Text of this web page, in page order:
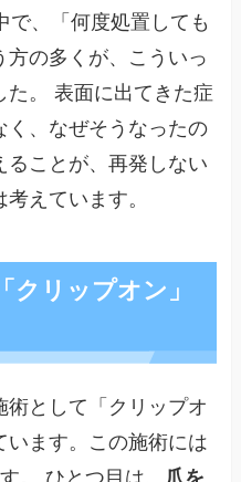
で、「何度処置しても
方の多くが、こういっ
。 表面に出てきた症
、なぜそうなったの
ことが、再発しない
えています。
クリップオン」
として「クリップオ
ます。この施術には
。 ひとつ目は、